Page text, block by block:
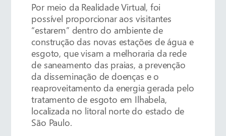
Por meio da Realidade Virtual, foi
possível proporcionar aos visitantes
“estarem” dentro do ambiente de
construção das novas estações de água e
esgoto, que visam a melhoraria da rede
de saneamento das praias, a prevenção
da disseminação de doenças e o
reaproveitamento da energia gerada pelo
tratamento de esgoto em Ilhabela,
localizada no litoral norte do estado de
São Paulo.